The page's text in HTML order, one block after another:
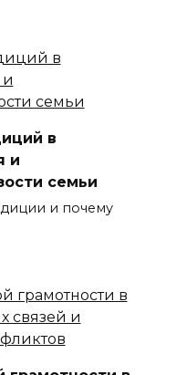
в
и
семьи
и почему